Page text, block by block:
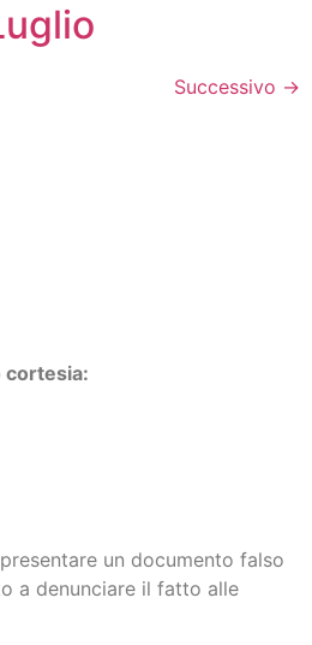
Successivo →
cortesia:
un documento falso
a denunciare il fatto alle